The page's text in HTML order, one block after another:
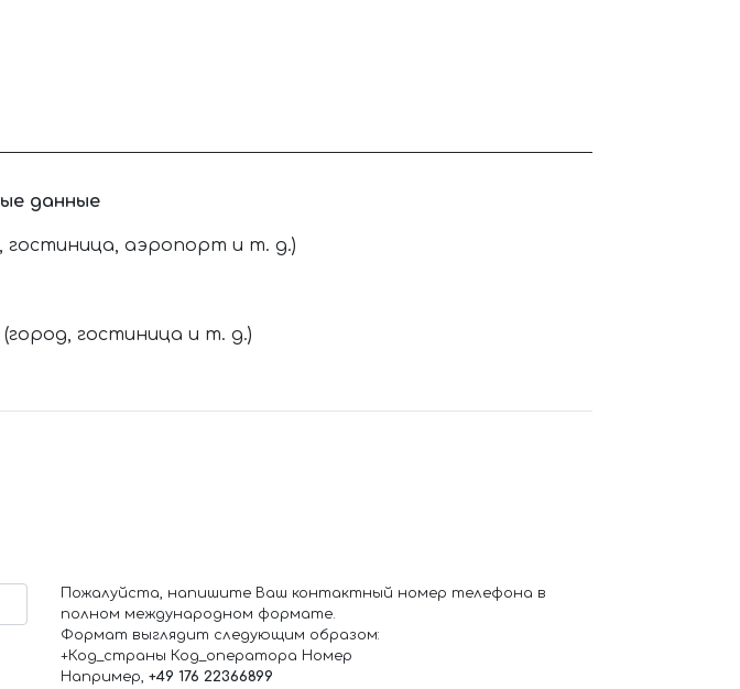
данные
гостиница, аэропорт и т. д.)
гостиница и т. д.)
Пожалуйста, напишите Ваш контактный номер телефона в
полном международном формате.
Формат выглядит следующим образом:
+Код_страны Код_оператора Номер
Например, +49 176 22366899